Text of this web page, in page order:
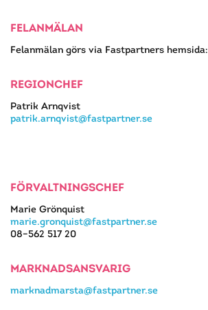
FELANMÄLAN
Felanmälan görs via Fastpartners hemsida:
REGIONCHEF
Patrik Arnqvist
patrik.arnqvist@fastpartner.se
FÖRVALTNINGSCHEF
Marie Grönquist
marie.gronquist@fastpartner.se
08–562 517 20
MARKNADSANSVARIG
marknadmarsta@fastpartner.se